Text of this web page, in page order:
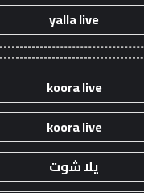
yalla live
koora live
koora live
يلا شوت